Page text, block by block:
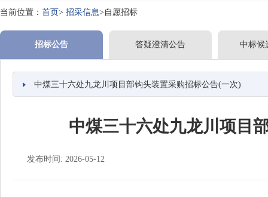
当前位置： 首页> 招采信息>自愿招标
招标公告 答疑澄清公告 中标候
中煤三十六处九龙川项目部钩头装置采购招标公告(一次)
中煤三十六处九龙川项目
发布时间: 2026-05-12